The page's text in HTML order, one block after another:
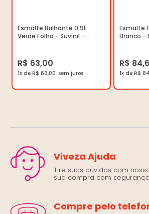
Esmalte Brilhante 0.9L
Verde Folha - Suvinil -
R$ 63,00
1x de R$ 63,00
Esmalte
Branco -
R$
1x de R$
Viveza Ajuda
Tire suas dúvidas com
sua compra com
Compre pelo